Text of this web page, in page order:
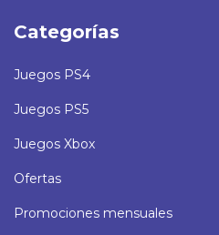
Categorías
Juegos PS4
Juegos PS5
Juegos Xbox
Ofertas
Promociones mensuales